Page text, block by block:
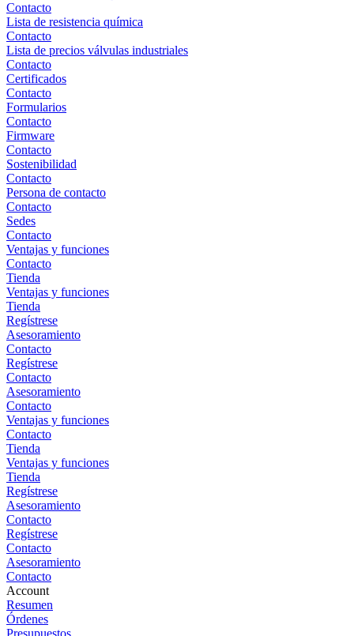
Contacto
Lista de resistencia química
Contacto
Lista de precios válvulas industriales
Contacto
Certificados
Contacto
Formularios
Contacto
Firmware
Contacto
Sostenibilidad
Contacto
Persona de contacto
Contacto
Sedes
Contacto
Ventajas y funciones
Contacto
Tienda
Ventajas y funciones
Tienda
Regístrese
Asesoramiento
Contacto
Regístrese
Contacto
Asesoramiento
Contacto
Ventajas y funciones
Contacto
Tienda
Ventajas y funciones
Tienda
Regístrese
Asesoramiento
Contacto
Regístrese
Contacto
Asesoramiento
Contacto
Account
Resumen
Órdenes